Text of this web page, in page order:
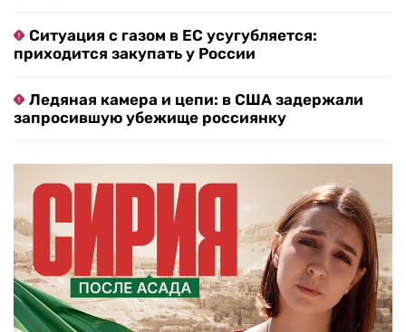
Ситуация с газом в ЕС усугубляется:
приходится закупать у России
Ледяная камера и цепи: в США задержали
запросившую убежище россиянку